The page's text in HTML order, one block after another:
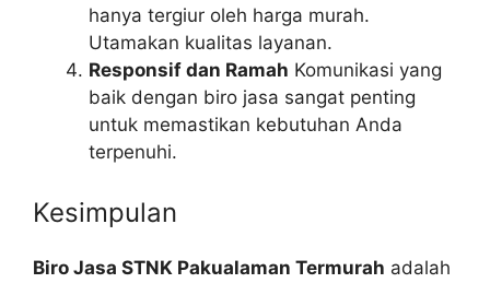
hanya tergiur oleh harga murah.
Utamakan kualitas layanan.
Responsif dan Ramah Komunikasi yang
baik dengan biro jasa sangat penting
untuk memastikan kebutuhan Anda
terpenuhi.
Kesimpulan
Biro Jasa STNK Pakualaman Termurah adalah